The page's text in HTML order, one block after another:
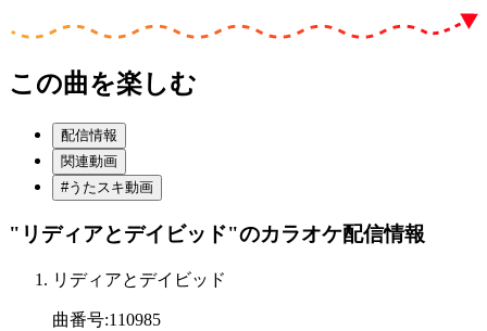
この曲を楽しむ
配信情報
関連動画
#うたスキ動画
"リディアとデイビッド"のカラオケ配信情報
リディアとデイビッド
曲番号:110985